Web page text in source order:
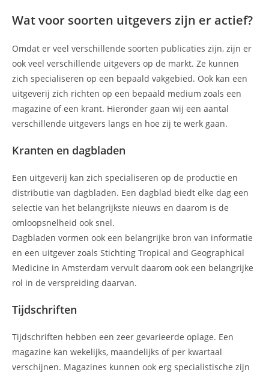
Wat voor soorten uitgevers zijn er actief?
Omdat er veel verschillende soorten publicaties zijn, zijn er
ook veel verschillende uitgevers op de markt. Ze kunnen
zich specialiseren op een bepaald vakgebied. Ook kan een
uitgeverij zich richten op een bepaald medium zoals een
magazine of een krant. Hieronder gaan wij een aantal
verschillende uitgevers langs en hoe zij te werk gaan.
Kranten en dagbladen
Een uitgeverij kan zich specialiseren op de productie en
distributie van dagbladen. Een dagblad biedt elke dag een
selectie van het belangrijkste nieuws en daarom is de
omloopsnelheid ook snel.
Dagbladen vormen ook een belangrijke bron van informatie
en een uitgever zoals Stichting Tropical and Geographical
Medicine in Amsterdam vervult daarom ook een belangrijke
rol in de verspreiding daarvan.
Tijdschriften
Tijdschriften hebben een zeer gevarieerde oplage. Een
magazine kan wekelijks, maandelijks of per kwartaal
verschijnen. Magazines kunnen ook erg specialistische zijn